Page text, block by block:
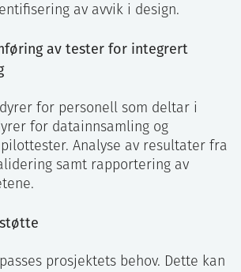
av avvik i design.
av tester for integrert
for personell som deltar i
for datainnsamling og
Analyse av resultater fra
samt rapportering av
prosjektets behov. Dette kan